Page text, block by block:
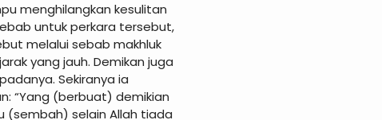
menghilangkan kesulitan
untuk perkara tersebut,
melalui sebab makhluk
yang jauh. Demikan juga
Sekiranya ia
“Yang (berbuat) demikian
(sembah) selain Allah tiada